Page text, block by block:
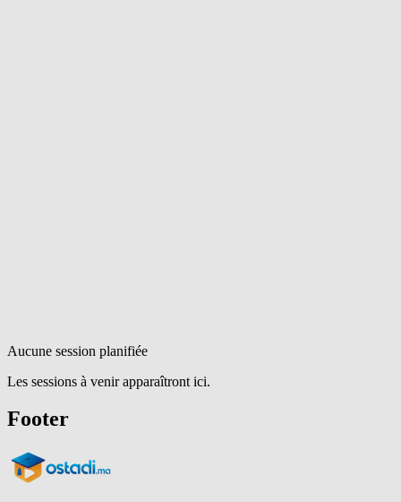
Aucune session planifiée
Les sessions à venir apparaîtront ici.
Footer